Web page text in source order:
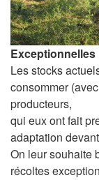
Exceptionnelles
Les stocks
consommer
producteurs,
qui eux ont fait
adaptation
On leur souhaite
récoltes